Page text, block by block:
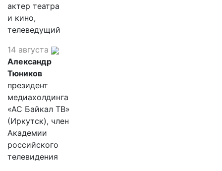
актер театра
и кино,
телеведущий
14 августа
Александр
Тюников
президент
медиахолдинга
«АС Байкал ТВ»
(Иркутск), член
Академии
российского
телевидения